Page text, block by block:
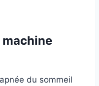
du sommeil